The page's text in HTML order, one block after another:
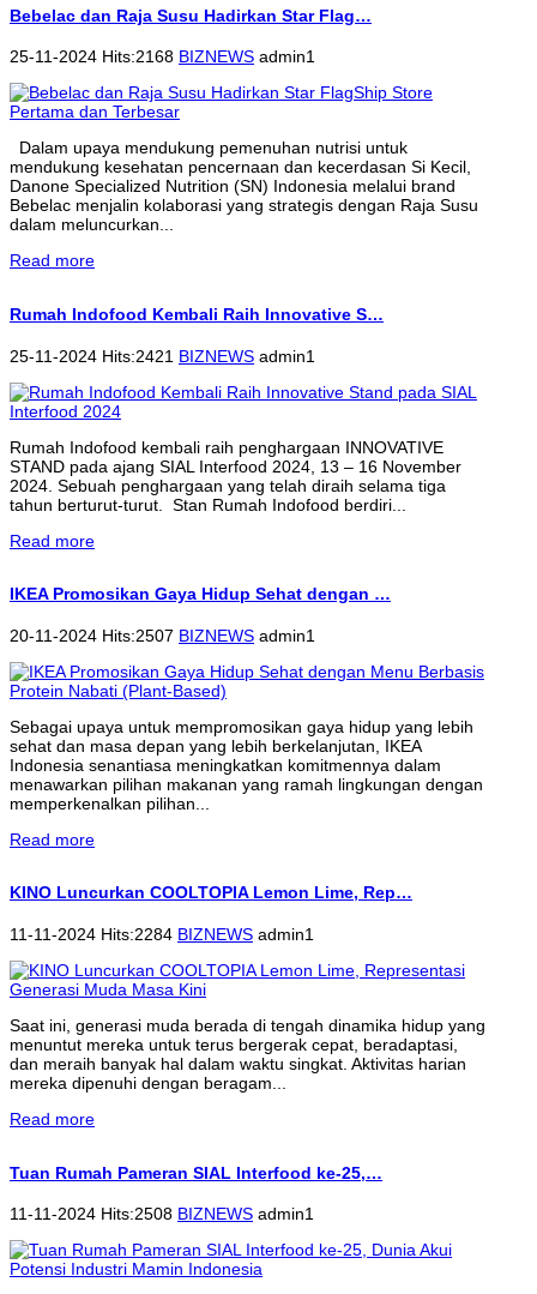
Bebelac dan Raja Susu Hadirkan Star Flag…
25-11-2024 Hits:2168 BIZNEWS admin1
Dalam upaya mendukung pemenuhan nutrisi untuk
mendukung kesehatan pencernaan dan kecerdasan Si Kecil,
Danone Specialized Nutrition (SN) Indonesia melalui brand
Bebelac menjalin kolaborasi yang strategis dengan Raja Susu
dalam meluncurkan...
Read more
Rumah Indofood Kembali Raih Innovative S…
25-11-2024 Hits:2421 BIZNEWS admin1
Rumah Indofood kembali raih penghargaan INNOVATIVE
STAND pada ajang SIAL Interfood 2024, 13 – 16 November
2024. Sebuah penghargaan yang telah diraih selama tiga
tahun berturut-turut. Stan Rumah Indofood berdiri...
Read more
IKEA Promosikan Gaya Hidup Sehat dengan …
20-11-2024 Hits:2507 BIZNEWS admin1
Sebagai upaya untuk mempromosikan gaya hidup yang lebih
sehat dan masa depan yang lebih berkelanjutan, IKEA
Indonesia senantiasa meningkatkan komitmennya dalam
menawarkan pilihan makanan yang ramah lingkungan dengan
memperkenalkan pilihan...
Read more
KINO Luncurkan COOLTOPIA Lemon Lime, Rep…
11-11-2024 Hits:2284 BIZNEWS admin1
Saat ini, generasi muda berada di tengah dinamika hidup yang
menuntut mereka untuk terus bergerak cepat, beradaptasi,
dan meraih banyak hal dalam waktu singkat. Aktivitas harian
mereka dipenuhi dengan beragam...
Read more
Tuan Rumah Pameran SIAL Interfood ke-25,…
11-11-2024 Hits:2508 BIZNEWS admin1